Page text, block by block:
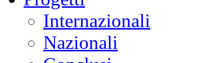
Internazionali
Nazionali